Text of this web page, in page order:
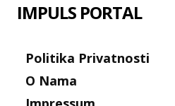
IMPULS PORTAL
Politika Privatnosti
O Nama